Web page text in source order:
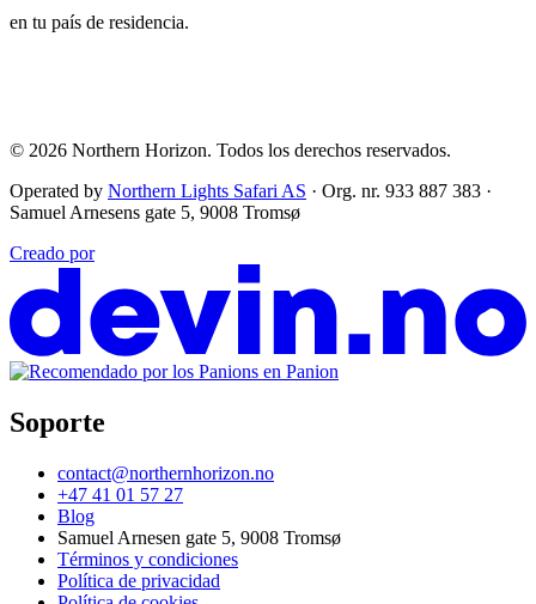
en tu país de residencia.
© 2026 Northern Horizon. Todos los derechos reservados.
Operated by Northern Lights Safari AS · Org. nr. 933 887 383 ·
Samuel Arnesens gate 5, 9008 Tromsø
Creado por
Soporte
contact@northernhorizon.no
+47 41 01 57 27
Blog
Samuel Arnesen gate 5, 9008 Tromsø
Términos y condiciones
Política de privacidad